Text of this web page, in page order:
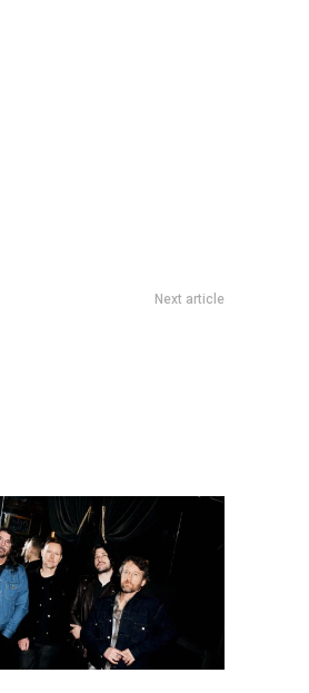
Next article